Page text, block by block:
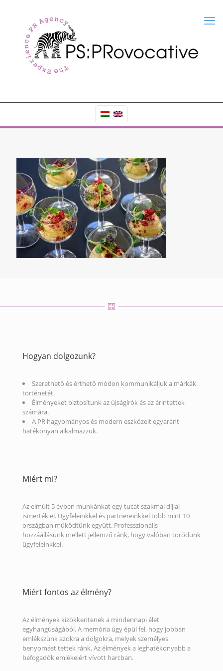
Hogyan dolgozunk?
Szerethető és érthető módon kommunikáljuk a márkák
történetét.
Élményeket biztosítunk az újságírók és az érintettek
számára.
A PR hagyományos és modern eszközeit egyaránt
hatékonyan alkalmazzuk.
Miért mi?
Az elmúlt 5 évben munkánkat egy tucat szakmai díjjal
ismerték el. Ügyfeleinkkel és partnereinkkel több mint 10
országban működtünk együtt. Professzionális
hozzáállásunk mellett jellemző ránk, hogy valóban törődünk
ügyfeleinkkel.
Miért fontos az élmény?
Az élmények kizökkentenek a mindennapi élet
egyhangúságából. A memória úgy épül fel, hogy jobban
emlékszünk azokra a dolgokra, melyek személyes
benyomást tettek ránk. Az élmények a leghatékonyabb a
befogadók emlékeiért vívott harcban.